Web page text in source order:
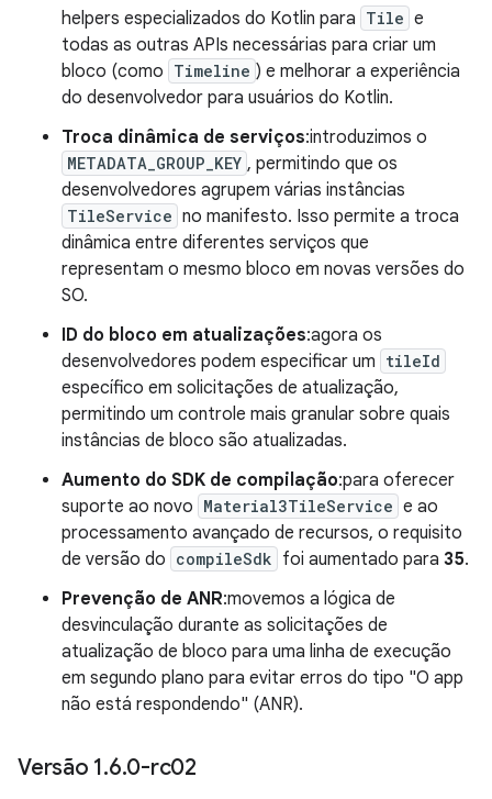
helpers especializados do Kotlin para Tile e
todas as outras APIs necessárias para criar um
bloco (como Timeline ) e melhorar a experiência
do desenvolvedor para usuários do Kotlin.
Troca dinâmica de serviços:introduzimos o
METADATA_GROUP_KEY , permitindo que os
desenvolvedores agrupem várias instâncias
TileService no manifesto. Isso permite a troca
dinâmica entre diferentes serviços que
representam o mesmo bloco em novas versões do
SO.
ID do bloco em atualizações:agora os
desenvolvedores podem especificar um tileId
específico em solicitações de atualização,
permitindo um controle mais granular sobre quais
instâncias de bloco são atualizadas.
Aumento do SDK de compilação:para oferecer
suporte ao novo Material3TileService e ao
processamento avançado de recursos, o requisito
de versão do compileSdk foi aumentado para 35.
Prevenção de ANR:movemos a lógica de
desvinculação durante as solicitações de
atualização de bloco para uma linha de execução
em segundo plano para evitar erros do tipo "O app
não está respondendo" (ANR).
Versão 1.6.0-rc02